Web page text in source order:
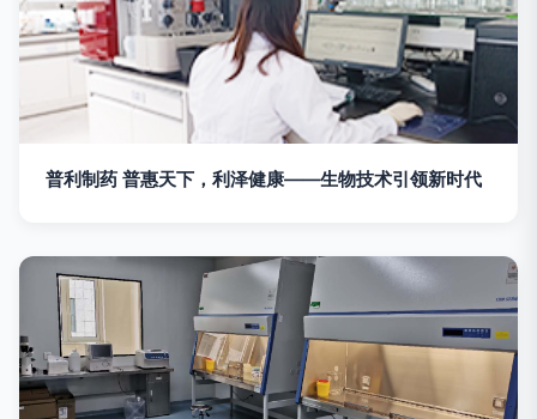
普利制药 普惠天下，利泽健康——生物技术引领新时代